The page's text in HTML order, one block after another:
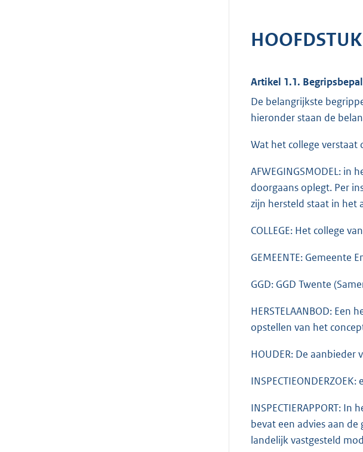
Artikel 1.1.
De belangrijkste
hieronder staan de
Wat het college verstaat
AFWEGINGSMODEL:
doorgaans oplegt. Per
zijn hersteld staat in het
COLLEGE: Het college
GEMEENTE: Gemeente
GGD: GGD Twente
HERSTELAANBOD:
opstellen van het
HOUDER: De
INSPECTIERAPPORT:
bevat een advies aan
landelijk vastgesteld